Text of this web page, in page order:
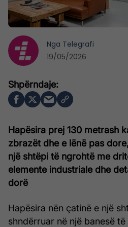
Hapësira prej 130 metrash
zbrazët dhe e lënë pas
një shtëpi të ngrohtë me
elemente industriale dhe
dorë
Hapësira nën çatinë e një
shndërruar në një banesë
Nga Telegrafi
19/05/2026